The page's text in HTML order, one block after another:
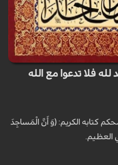
المساجد لله فلا تدعوا مع الله
كتابه الكريم: (وَ أَنَّ الْمَساجِدَ
العظيم.